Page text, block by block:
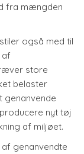
fra mængden
også med til
af
store
belaster
genanvende
nyt tøj
af miljøet.
genanvendte